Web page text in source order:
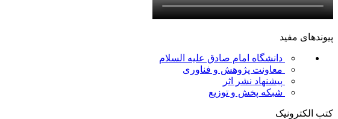
پیوندهای مفید
دانشگاه امام صادق علیه السلام
معاونت پژوهش و فناوری
پیشنهاد نشر اثر
شبکه پخش و توزیع
کتب الکترونیک